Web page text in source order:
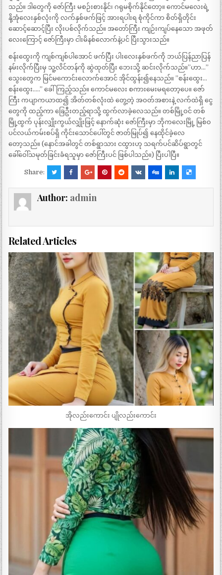
သည်။ ဒါတွေကို ဇော်ကြီး မစဉ်းစားနိုင်၊ ဂရုမစိုက်နိုင်တော့။ ကောင်မလေးရဲ့
နို့အုံလေးနှစ်လုံးကို လက်နှစ်ဖက်ဖြင့် အားရပါးရ စုံကိုင်ကာ စိတ်ရှိတိုင်း
ဆောင့်ဆောင့်ပြီး လိုးပစ်လိုက်သည်။ အတော်ကြီး ကျဉ်းကျပ်နေသော အဖုတ်
လေးကြောင့် ဇော်ကြီးမှာ ငါးမိနစ်လောက်နဲ့ပင် ပြီးသွားသည်။
စန်းထွေးကို ကျစ်ကျစ်ပါအောင် ဖက်ပြီး ပါးလေးနှစ်ဖက်ကို ဘယ်ပြန်ညာပြန်
နမ်းလိုက်ပြီးမှ သူ့လိင်တန်ကို ဆွဲထုတ်ပြီး ဘေးသို့ ဆင်းလိုက်သည်။”ဟာ…”
သွေးတွေက မြင်မကောင်းလောက်အောင် အိုင်ထွန်း၍နေသည်။ ”စန်းထွေး…
စန်းထွေး…..” ခေါ်ကြည့်သည်။ ကောင်မလေး စကားမေးမရတော့ပေ။ ဇော်
ကြီး ကပျာကယာထ၍ အိတ်တစ်လုံးထဲ တွေ့တဲ့ အဝတ်အစားနဲ့ လက်ထဲရှိ ငွေ
တွေကို ထည့်ကာ ခြေဦးတည့်ရာသို့ ထွက်လာခဲ့လေသည်။ တစ်မြို့ဝင် တစ်
မြို့ထွက် ပုန်းလျှိုးကွယ်လျှိုးဖြင့် နောက်ဆုံး ဇော်ကြီးမှာ ဘိုကလေးမြို့ မြစ်၀
ပင်လယ်ကမ်းစပ်ရှိ ကိုင်းသောင်ပေါ်တွင် ဇာတ်မြုပ်၍ နေထိုင်ခဲ့လေ
တော့သည်။ (နောင်အခါတွင် တစ်ရွာသား ငထွားဟု သရက်ပင်ဆိပ်ရွာတွင်
ခေါ်ဝေါ်သမုတ်ခြင်းခံရသူမှာ ဇော်ကြီးပင် ဖြစ်ပါသည်။) ပြီးပါပြီ။
Share:
Author: admin
Related Articles
အိုလည်းကောင်း ပျိုလည်းကောင်း